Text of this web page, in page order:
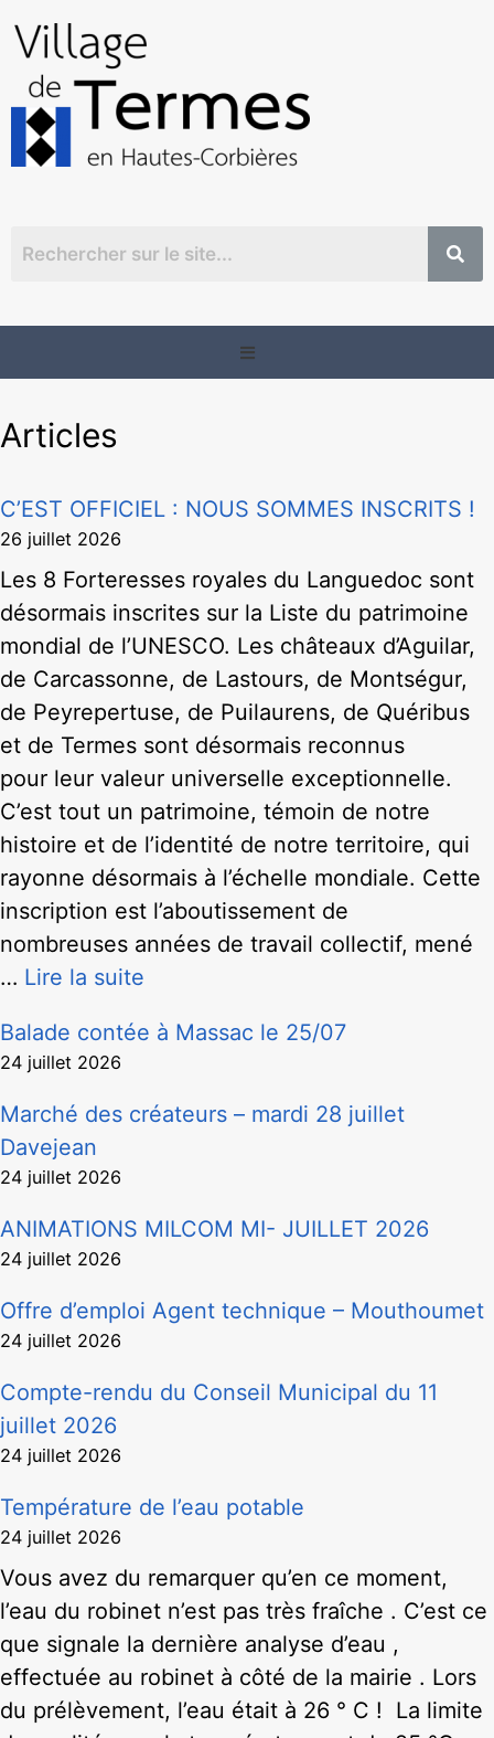
Articles
C’EST OFFICIEL : NOUS SOMMES INSCRITS !
26 juillet 2026
Les 8 Forteresses royales du Languedoc sont
désormais inscrites sur la Liste du patrimoine
mondial de l’UNESCO. Les châteaux d’Aguilar,
de Carcassonne, de Lastours, de Montségur,
de Peyrepertuse, de Puilaurens, de Quéribus
et de Termes sont désormais reconnus
pour leur valeur universelle exceptionnelle.
C’est tout un patrimoine, témoin de notre
histoire et de l’identité de notre territoire, qui
rayonne désormais à l’échelle mondiale. Cette
inscription est l’aboutissement de
nombreuses années de travail collectif, mené
… Lire la suite
Balade contée à Massac le 25/07
24 juillet 2026
Marché des créateurs – mardi 28 juillet
Davejean
24 juillet 2026
ANIMATIONS MILCOM MI- JUILLET 2026
24 juillet 2026
Offre d’emploi Agent technique – Mouthoumet
24 juillet 2026
Compte-rendu du Conseil Municipal du 11
juillet 2026
24 juillet 2026
Température de l’eau potable
24 juillet 2026
Vous avez du remarquer qu’en ce moment,
l’eau du robinet n’est pas très fraîche . C’est ce
que signale la dernière analyse d’eau ,
effectuée au robinet à côté de la mairie . Lors
du prélèvement, l’eau était à 26 ° C ! La limite